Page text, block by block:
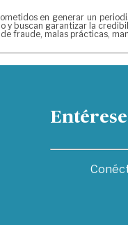
en generar un
y buscan garantizar la
fraude, malas prácticas,